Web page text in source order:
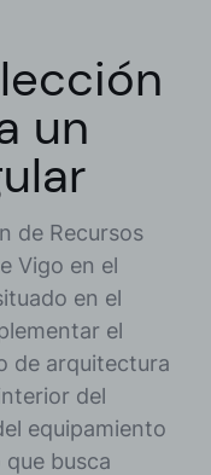
un
de Recursos
Vigo en el
en el
el
de arquitectura
del
equipamiento
busca